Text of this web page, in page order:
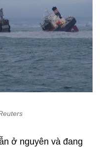
ở nguyên và đang